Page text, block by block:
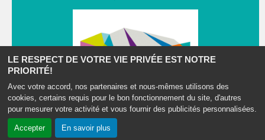
LE RESPECT DE VOTRE VIE PRIVÉE EST NOTRE
PRIORITÉ!
Avec votre accord, nos partenaires et nous-mêmes utilisons des
cookies, certains requis pour le bon fonctionnement du site, d'autres
pour mesurer votre activité et vous fournir des publicités personnalisées.
Accepter En savoir plus
Du Minervoix au Caroux
Création site internet www.erakys.com